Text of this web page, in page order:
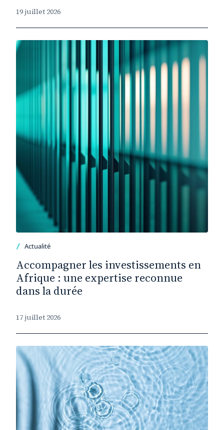
19 juillet 2026
Actualité
Accompagner les investissements en
Afrique : une expertise reconnue
dans la durée
17 juillet 2026